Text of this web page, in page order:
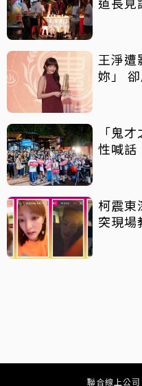
王淨遭
妳」
「鬼
性喊話
柯震東
突現場
聯合線上公